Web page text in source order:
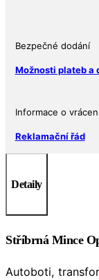
Bezpečné dodání
Možnosti plateb a
Informace o
Reklamační řád
Detaily
Stříbrná Mince
Autoboti,